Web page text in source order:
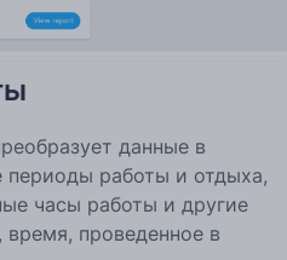
данные в
работы и отдыха,
часы работы и другие
проведенное в